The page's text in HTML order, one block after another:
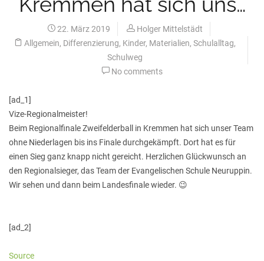
22. März 2019
Holger Mittelstädt
Allgemein, Differenzierung, Kinder, Materialien, Schulalltag,
Schulweg
No comments
[ad_1]
Vize-Regionalmeister!
Beim Regionalfinale Zweifelderball in Kremmen hat sich unser Team
ohne Niederlagen bis ins Finale durchgekämpft. Dort hat es für
einen Sieg ganz knapp nicht gereicht. Herzlichen Glückwunsch an
den Regionalsieger, das Team der Evangelischen Schule Neuruppin.
Wir sehen und dann beim Landesfinale wieder. 😉
[ad_2]
Source